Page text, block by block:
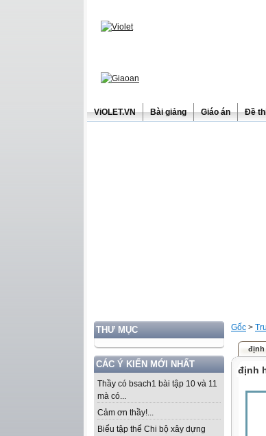
ViOLET.VN Bài giảng Giáo án Đề
THƯ MỤC
CÁC Ý KIẾN MỚI NHẤT
Thầy có bsach1 bài tập 10 và 11
mà có...
Cảm ơn thầy!...
Biểu tập thể Chi bộ xây dựng
Gốc >
định
định